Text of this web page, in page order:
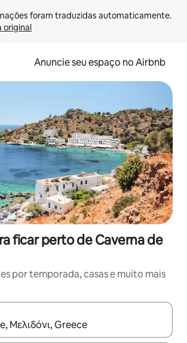
original
Anuncie seu espaço no Airbnb
ficar perto de Caverna de
por temporada, casas e muito mais
estiverem disponíveis, explore-os